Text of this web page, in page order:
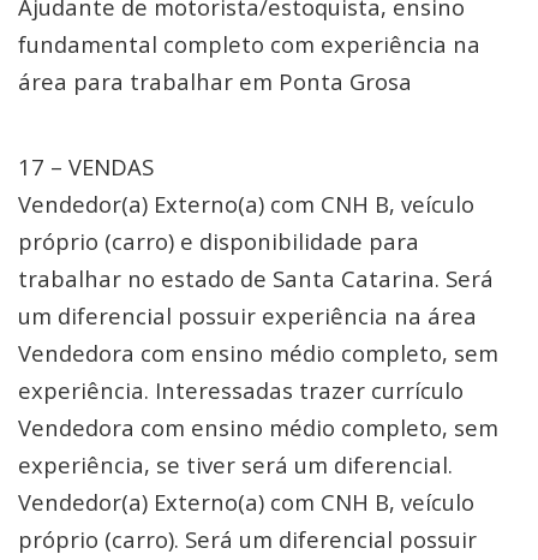
Ajudante de motorista/estoquista, ensino
fundamental completo com experiência na
área para trabalhar em Ponta Grosa
17 – VENDAS
Vendedor(a) Externo(a) com CNH B, veículo
próprio (carro) e disponibilidade para
trabalhar no estado de Santa Catarina. Será
um diferencial possuir experiência na área
Vendedora com ensino médio completo, sem
experiência. Interessadas trazer currículo
Vendedora com ensino médio completo, sem
experiência, se tiver será um diferencial.
Vendedor(a) Externo(a) com CNH B, veículo
próprio (carro). Será um diferencial possuir